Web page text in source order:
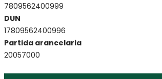
7809562400999
DUN
17809562400996
Partida arancelaria
20057000